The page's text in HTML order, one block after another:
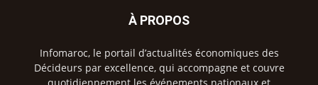
À PROPOS
Infomaroc, le portail d’actualités économiques des
Décideurs par excellence, qui accompagne et couvre